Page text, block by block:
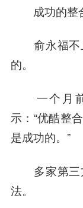
成功的整
俞永福不
的。
一个月前
示：“优酷整
是成功的。”
多家第三
法。